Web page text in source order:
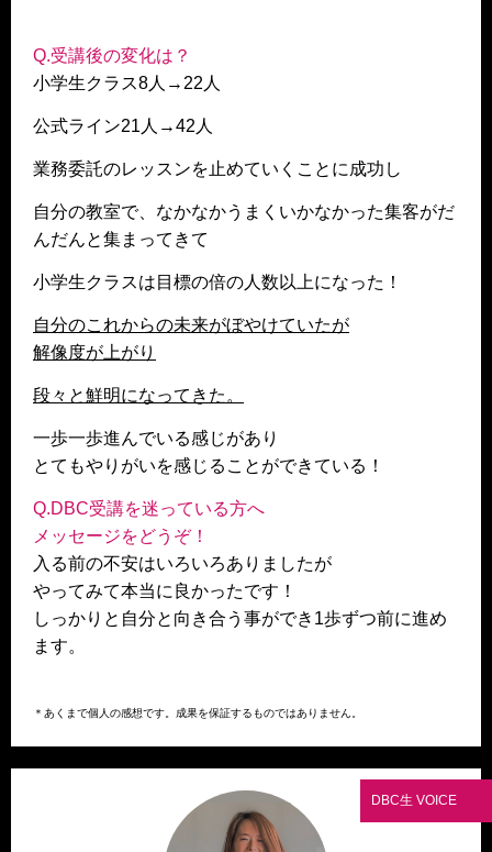
Q.受講後の変化は？
小学生クラス8人→22人
公式ライン21人→42人
業務委託のレッスンを止めていくことに成功し
自分の教室で、なかなかうまくいかなかった集客がだ
んだんと集まってきて
小学生クラスは目標の倍の人数以上になった！
自分のこれからの未来がぼやけていたが
解像度が上がり
段々と鮮明になってきた。
一歩一歩進んでいる感じがあり
とてもやりがいを感じることができている！
Q.DBC受講を迷っている方へ
メッセージをどうぞ！
入る前の不安はいろいろありましたが
やってみて本当に良かったです！
しっかりと自分と向き合う事ができ1歩ずつ前に進め
ます。
＊あくまで個人の感想です。成果を保証するものではありません。
DBC生 VOICE